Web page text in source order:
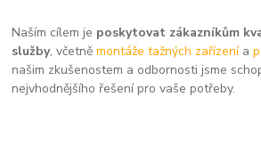
Naším cílem je poskytovat zákazníkům
služby, včetněmontáže tažných zařízení a
našim zkušenostem a odbornosti jsme
nejvhodnějšího řešení pro vaše potřeby.